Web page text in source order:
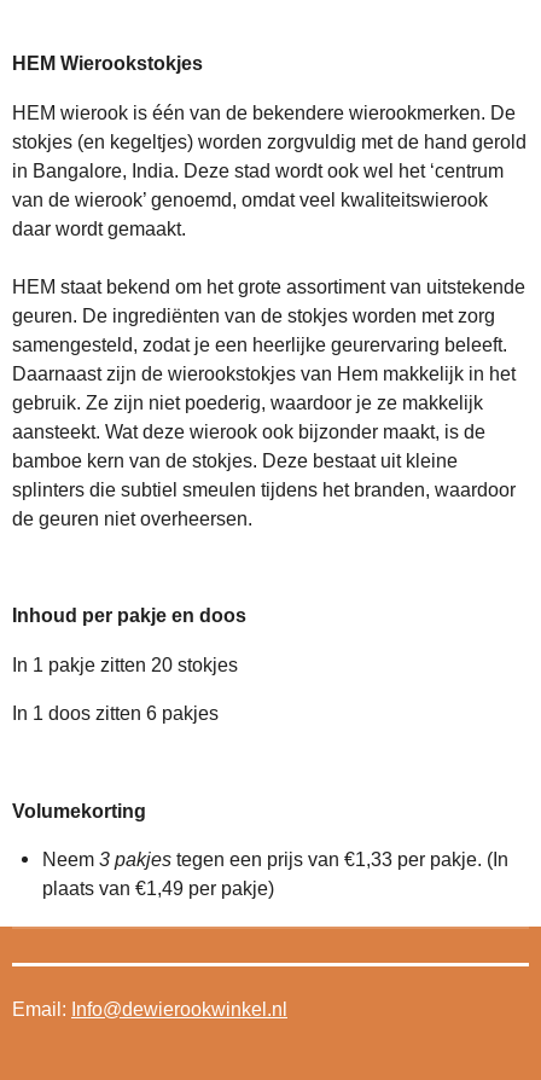
HEM Wierookstokjes
HEM wierook is één van de bekendere wierookmerken. De
stokjes (en kegeltjes) worden zorgvuldig met de hand gerold
in Bangalore, India. Deze stad wordt ook wel het ‘centrum
van de wierook’ genoemd, omdat veel kwaliteitswierook
daar wordt gemaakt.
HEM staat bekend om het grote assortiment van uitstekende
geuren. De ingrediënten van de stokjes worden met zorg
samengesteld, zodat je een heerlijke geurervaring beleeft.
Daarnaast zijn de wierookstokjes van Hem makkelijk in het
gebruik. Ze zijn niet poederig, waardoor je ze makkelijk
aansteekt. Wat deze wierook ook bijzonder maakt, is de
bamboe kern van de stokjes. Deze bestaat uit kleine
splinters die subtiel smeulen tijdens het branden, waardoor
de geuren niet overheersen.
Inhoud per pakje en doos
In 1 pakje zitten 20 stokjes
In 1 doos zitten 6 pakjes
Volumekorting
Neem 3 pakjestegen een prijs van €1,33 per pakje. (In
plaats van €1,49 per pakje)
Email: Info@dewierookwinkel.nl